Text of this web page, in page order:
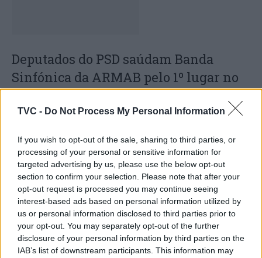
TVC - Do Not Process My Personal Information
If you wish to opt-out of the sale, sharing to third parties, or
processing of your personal or sensitive information for
targeted advertising by us, please use the below opt-out
section to confirm your selection. Please note that after your
opt-out request is processed you may continue seeing
interest-based ads based on personal information utilized by
us or personal information disclosed to third parties prior to
your opt-out. You may separately opt-out of the further
disclosure of your personal information by third parties on the
IAB’s list of downstream participants. This information may
Deputados do PSD saúdam Banda
Sinfónica da ARMAB pelo 1º lugar no
certame internacional de Valência
Capacita Jovem de Poiares aproxima
jovens ao mundo do trabalho